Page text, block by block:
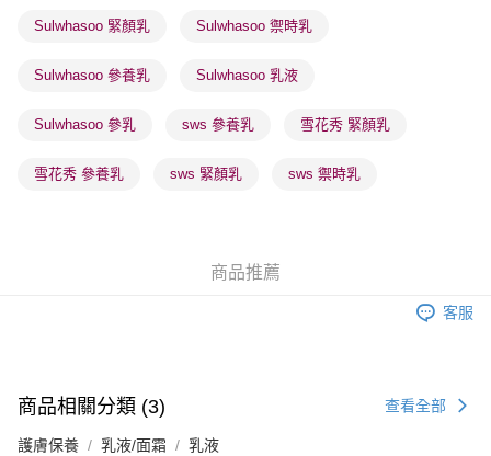
物流公司進行物流配送
取。逾期會取消訂單，並不會安排重寄
取。逾期會取消訂單，並不會安排重寄
Sulwhasoo 緊顏乳 Sulwhasoo 禦時乳
Sulwhasoo 參養乳 Sulwhasoo 乳液
Sulwhasoo 參乳 sws 參養乳 雪花秀 緊顏乳
雪花秀 參養乳 sws 緊顏乳 sws 禦時乳
商品推薦
客服
商品相關分類 (3) 查看全部
護膚保養 乳液/面霜 乳液